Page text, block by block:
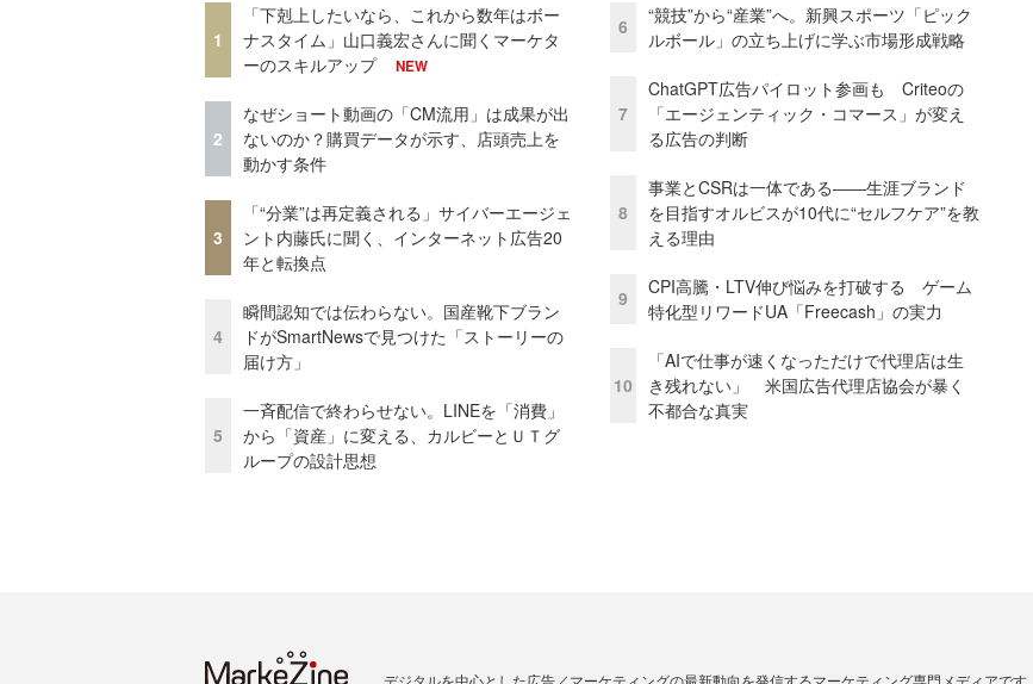
1
「下剋上したいなら、これから数年はボー
ナスタイム」山口義宏さんに聞くマーケタ
ーのスキルアップ
NEW
2
なぜショート動画の「CM流用」は成果が出
ないのか？購買データが示す、店頭売上を
動かす条件
3
「“分業”は再定義される」サイバーエージェ
ント内藤氏に聞く、インターネット広告20
年と転換点
4
瞬間認知では伝わらない。国産靴下ブラン
ドがSmartNewsで見つけた「ストーリーの
届け方」
5
一斉配信で終わらせない。LINEを「消費」
から「資産」に変える、カルビーとＵＴグ
ループの設計思想
6
“競技”から“産業”へ。新興スポーツ「ピック
ルボール」の立ち上げに学ぶ市場形成戦略
7
ChatGPT広告パイロット参画も Criteoの
「エージェンティック・コマース」が変え
る広告の判断
8
事業とCSRは一体である――生涯ブランド
を目指すオルビスが10代に“セルフケア”を教
える理由
9
CPI高騰・LTV伸び悩みを打破する ゲーム
特化型リワードUA「Freecash」の実力
10
「AIで仕事が速くなっただけで代理店は生
き残れない」 米国広告代理店協会が暴く
不都合な真実
デジタルを中心とした広告／マーケティングの最新動向を発信するマーケティング専門メディアです。